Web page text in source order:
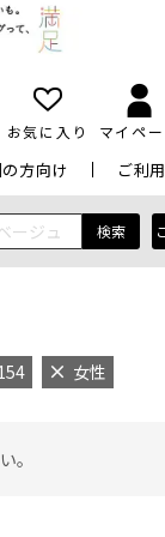
お気に入り マイペ
方向け ご利
検索
女性
。